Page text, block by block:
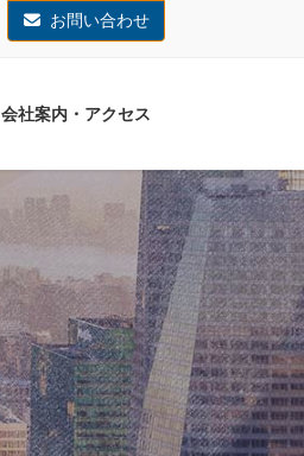
お問い合わせ
会社案内・アクセス